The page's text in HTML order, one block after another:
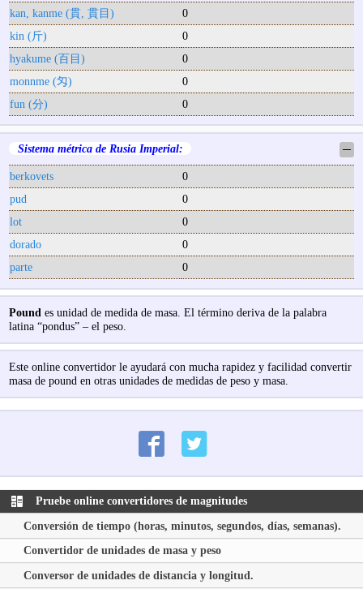
kan, kanme (貫, 貫目)
0
kin (斤)
0
hyakume (百目)
0
monnme (匁)
0
fun (分)
0
Sistema métrica de Rusia Imperial: ─
berkovets
0
pud
0
lot
0
dorado
0
parte
0
Pound es unidad de medida de masa. El término deriva de la palabra
latina “pondus” – el peso.
Este online convertidor le ayudará con mucha rapidez y facilidad convertir
masa de pound en otras unidades de medidas de peso y masa.
Pruebe online convertidores de magnitudes
Conversión de tiempo (horas, minutos, segundos, días, semanas).
Convertidor de unidades de masa y peso
Conversor de unidades de distancia y longitud.